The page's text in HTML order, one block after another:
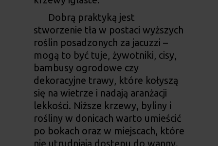
Dobrą praktyką jest
stworzenie tła w postaci wyższych
roślin posadzonych za jacuzzi –
mogą to być tuje, żywotniki, cisy,
bambusy ogrodowe czy
dekoracyjne trawy, które kołyszą
się na wietrze i nadają aranżacji
lekkości. Niższe krzewy, byliny i
rośliny w donicach warto umieścić
po bokach oraz w miejscach, które
nie utrudniają dostępu do wanny.